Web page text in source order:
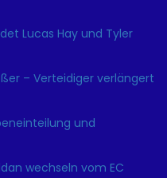
Lucas Hay und Tyler
– Verteidiger verlängert
und
wechseln vom EC